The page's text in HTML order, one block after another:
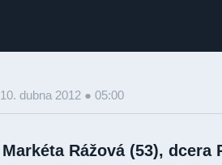
10. dubna 2012 ● 05:00
Markéta Rážová (53), dcera